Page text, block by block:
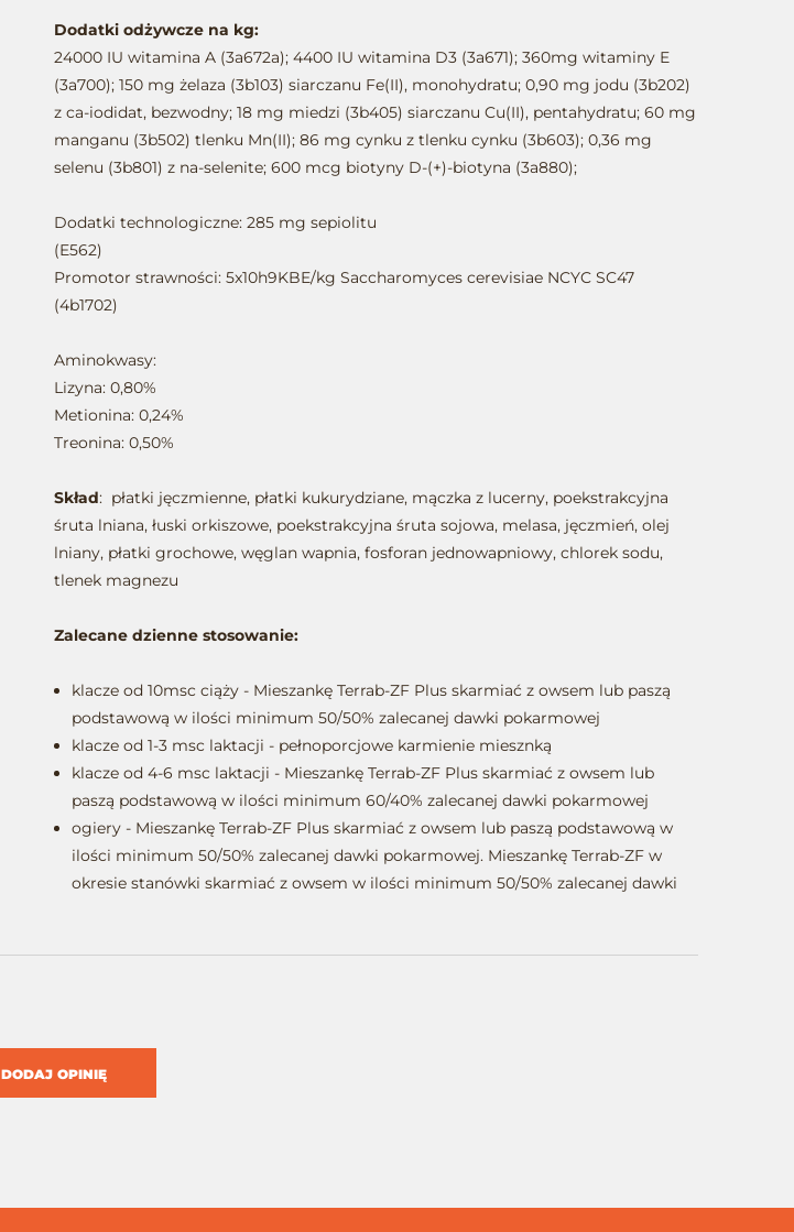
Dodatki odżywcze na kg:
24000 IU witamina A (3a672a); 4400 IU witamina D3 (3a671); 360mg witaminy E
(3a700); 150 mg żelaza (3b103) siarczanu Fe(II), monohydratu; 0,90 mg jodu (3b202)
z ca-iodidat, bezwodny; 18 mg miedzi (3b405) siarczanu Cu(II), pentahydratu; 60 mg
manganu (3b502) tlenku Mn(II); 86 mg cynku z tlenku cynku (3b603); 0,36 mg
selenu (3b801) z na-selenite; 600 mcg biotyny D-(+)-biotyna (3a880);
Dodatki technologiczne: 285 mg sepiolitu
(E562)
Promotor strawności: 5x10h9KBE/kg Saccharomyces cerevisiae NCYC SC47
(4b1702)
Aminokwasy:
Lizyna: 0,80%
Metionina: 0,24%
Treonina: 0,50%
Skład: płatki jęczmienne, płatki kukurydziane, mączka z lucerny, poekstrakcyjna
śruta lniana, łuski orkiszowe, poekstrakcyjna śruta sojowa, melasa, jęczmień, olej
lniany, płatki grochowe, węglan wapnia, fosforan jednowapniowy, chlorek sodu,
tlenek magnezu
Zalecane dzienne stosowanie:
klacze od 10msc ciąży - Mieszankę Terrab-ZF Plus skarmiać z owsem lub paszą
podstawową w ilości minimum 50/50% zalecanej dawki pokarmowej
klacze od 1-3 msc laktacji - pełnoporcjowe karmienie miesznką
klacze od 4-6 msc laktacji - Mieszankę Terrab-ZF Plus skarmiać z owsem lub
paszą podstawową w ilości minimum 60/40% zalecanej dawki pokarmowej
ogiery - Mieszankę Terrab-ZF Plus skarmiać z owsem lub paszą podstawową w
ilości minimum 50/50% zalecanej dawki pokarmowej. Mieszankę Terrab-ZF w
okresie stanówki skarmiać z owsem w ilości minimum 50/50% zalecanej dawki
DODAJ OPINIĘ